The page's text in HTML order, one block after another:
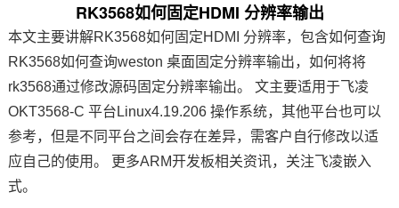
天猫商城
淘宝商城
新闻中心
技术论坛
RK3568如何固定HDMI 分辨率输出
本文主要讲解RK3568如何固定HDMI 分辨率，包含如何查询
RK3568如何查询weston 桌面固定分辨率输出，如何将将
rk3568通过修改源码固定分辨率输出。 文主要适用于飞凌
OKT3568-C 平台Linux4.19.206 操作系统，其他平台也可以
参考，但是不同平台之间会存在差异，需客户自行修改以适
应自己的使用。 更多ARM开发板相关资讯，关注飞凌嵌入
式。